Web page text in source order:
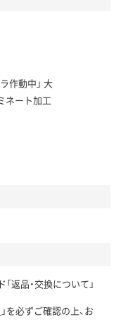
作動中」 大
ネート加工
返品・交換について」
」を必ずご確認の上、お